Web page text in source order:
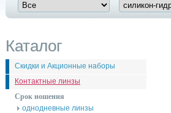
Каталог
Скидки и Акционные наборы
Контактные линзы
Срок ношения
однодневные линзы